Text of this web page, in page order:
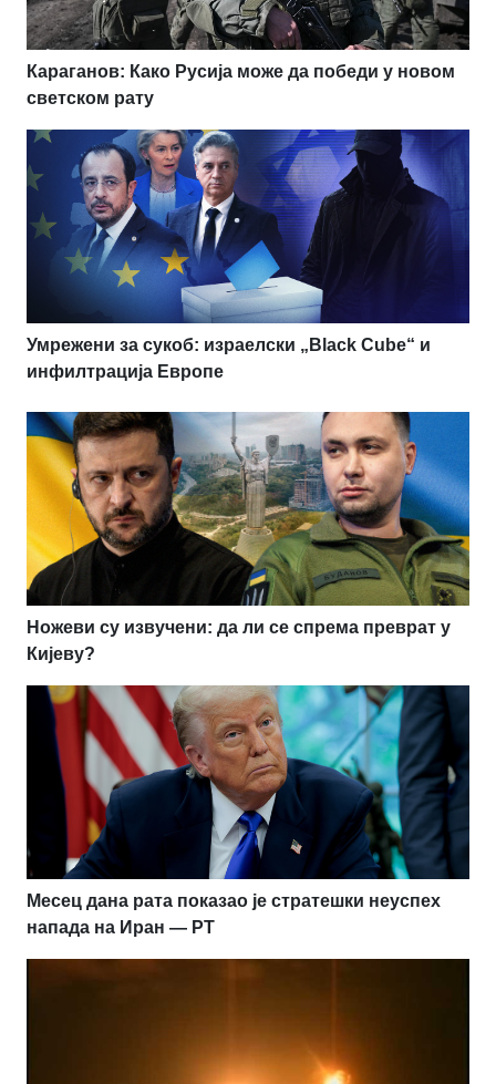
Караганов: Како Русија може да победи у новом
светском рату
Умрежени за сукоб: израелски „Black Cube“ и
инфилтрација Европе
Ножеви су извучени: да ли се спрема преврат у
Кијеву?
Месец дана рата показао је стратешки неуспех
напада на Иран — РТ